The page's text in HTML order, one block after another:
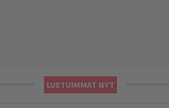
LUETUIMMAT NYT